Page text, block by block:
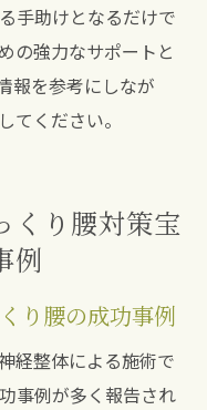
手助けとなるだけで
の強力なサポートと
報を参考にしなが
てください。
くり腰対策宝
例
り腰の成功事例
経整体による施術で
事例が多く報告され